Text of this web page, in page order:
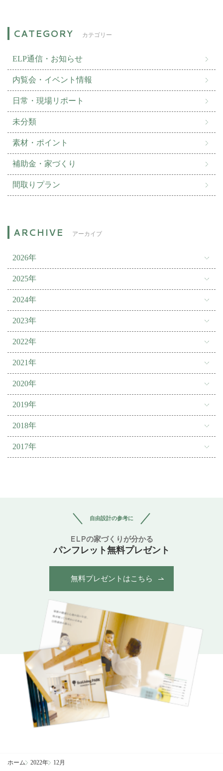
カテゴリー
ELP通信・お知らせ
内覧会・イベント情報
日常・現場リポート
未分類
素材・ポイント
補助金・家づくり
間取りプラン
アーカイブ
2026年
2025年
2024年
2023年
2022年
2021年
2020年
2019年
2018年
2017年
自由設計の参考に
ELPの家づくりが分かる
パンフレット無料プレゼント
無料プレゼントはこちら
ホーム 2022年 12月